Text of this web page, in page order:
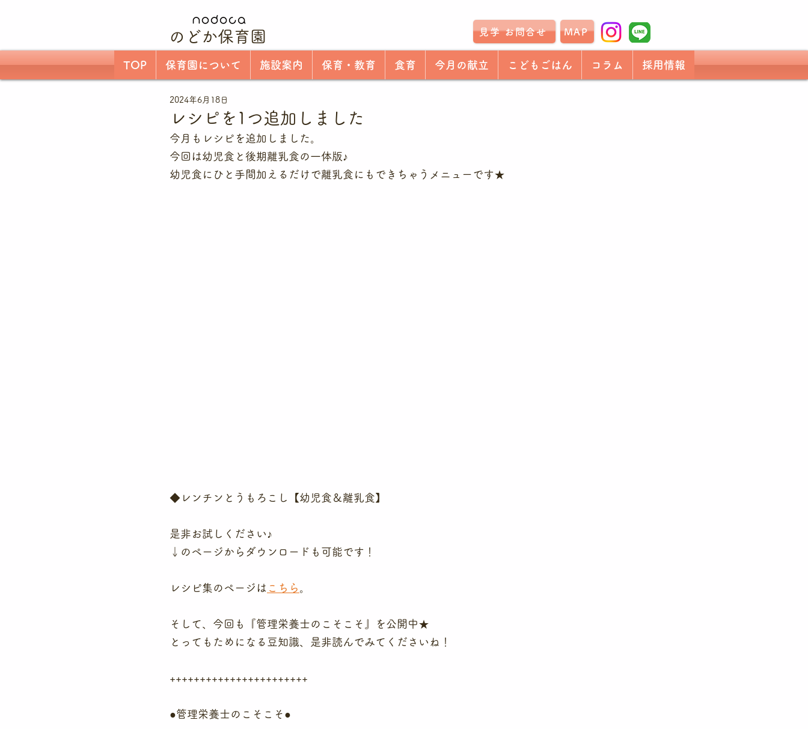
のどか保育園 見学 お問合せ MAP
TOP 保育園について 施設案内 保育・教育 食育 今月の献立 こどもごはん コラム 採用情報
レシピを1つ追加しました
2024年6月18日
今月もレシピを追加しました。
今回は幼児食と後期離乳食の一体版♪
幼児食にひと手間加えるだけで離乳食にもできちゃうメニューです★
◆レンチンとうもろこし【幼児食＆離乳食】
是非お試しください♪
↓のページからダウンロードも可能です！
レシピ集のページは こちら 。
そして、今回も『管理栄養士のこそこそ』を公開中★
とってもためになる豆知識、是非読んでみてくださいね！
+++++++++++++++++++++++
●管理栄養士のこそこそ●